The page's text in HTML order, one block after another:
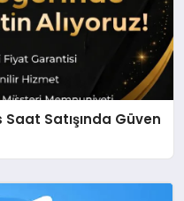
Satışında Güven